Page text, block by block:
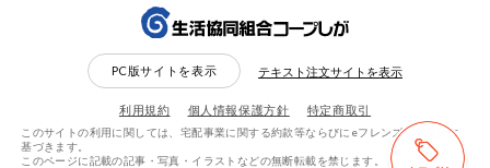
PC版サイトを表示 テキスト注文サイトを表示
利用規約 個人情報保護方針 特定商取引
このサイトの利用に関しては、宅配事業に関する約款等ならびにeフレンズ利用規約に
基づきます。
このページに記載の記事・写真・イラストなどの無断転載を禁じます。